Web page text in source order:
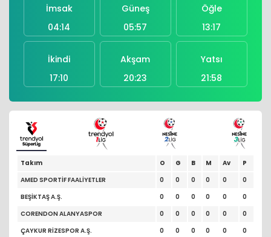
İmsak
04:14
Güneş
05:57
Öğle
13:17
İkindi
17:10
Akşam
20:23
Yatsı
21:58
Takım O G B M Av
P
AMED SPORTİF FAALİYETLER
0 0 0 0 0
0
BEŞİKTAŞ A.Ş.
0 0 0 0 0
0
CORENDON ALANYASPOR
0 0 0 0 0
0
ÇAYKUR RİZESPOR A.Ş.
0 0 0 0 0
0